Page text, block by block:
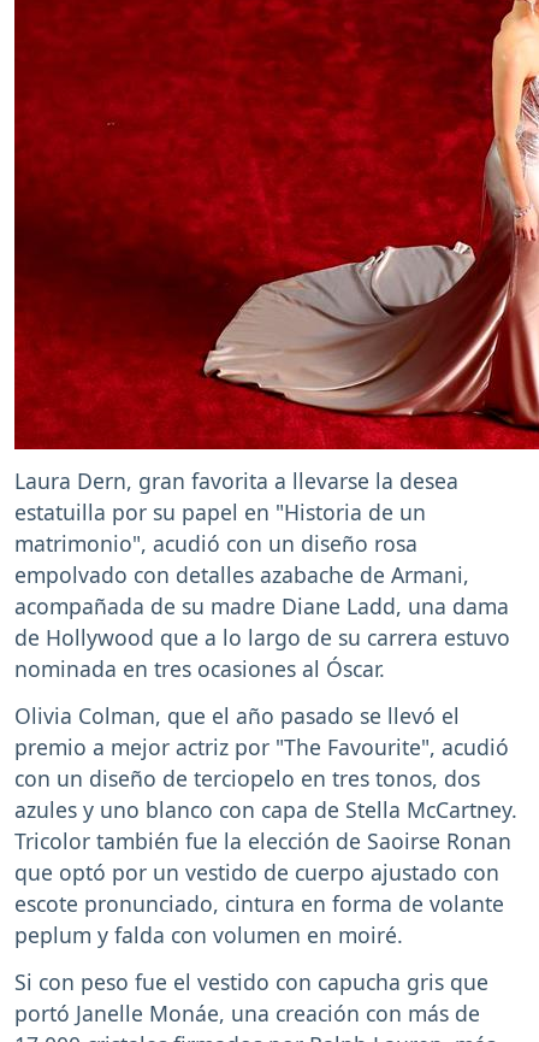
Laura Dern, gran favorita a llevarse la desea
estatuilla por su papel en "Historia de un
matrimonio", acudió con un diseño rosa
empolvado con detalles azabache de Armani,
acompañada de su madre Diane Ladd, una dama
de Hollywood que a lo largo de su carrera estuvo
nominada en tres ocasiones al Óscar.
Olivia Colman, que el año pasado se llevó el
premio a mejor actriz por "The Favourite", acudió
con un diseño de terciopelo en tres tonos, dos
azules y uno blanco con capa de Stella McCartney.
Tricolor también fue la elección de Saoirse Ronan
que optó por un vestido de cuerpo ajustado con
escote pronunciado, cintura en forma de volante
peplum y falda con volumen en moiré.
Si con peso fue el vestido con capucha gris que
portó Janelle Monáe, una creación con más de